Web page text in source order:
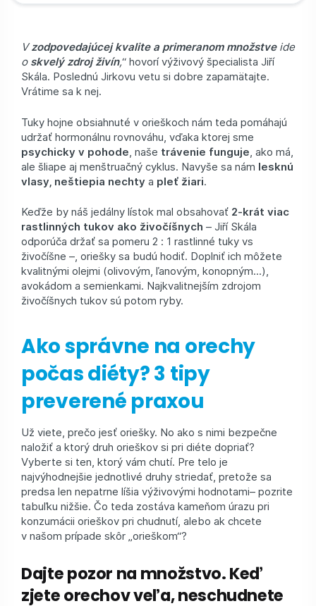
Vzodpovedajúcej kvalite a primeranom množstveide
o skvelý zdroj živín,“ hovorí výživový špecialista Jiří
Skála. Poslednú Jirkovu vetu si dobre zapamätajte.
Vrátime sa k nej.
Tuky hojne obsiahnuté v orieškoch nám teda pomáhajú
udržať hormonálnu rovnováhu, vďaka ktorej sme
psychicky v pohode , naše trávenie funguje , ako má,
ale šliape aj menštruačný cyklus. Navyše sa nám lesknú
vlasy, neštiepia nechty a pleť žiari.
Keďže by náš jedálny lístok mal obsahovať 2-krát viac
rastlinných tukov ako živočíšnych – Jiří Skála
odporúča držať sa pomeru 2 : 1 rastlinné tuky vs
živočíšne –, oriešky sa budú hodiť. Doplniť ich môžete
kvalitnými olejmi (olivovým, ľanovým, konopným...),
avokádom a semienkami. Najkvalitnejším zdrojom
živočíšnych tukov sú potom ryby.
Ako správne na orechy
počas diéty? 3 tipy
preverené praxou
Už viete, prečo jesť oriešky. No ako s nimi bezpečne
naložiť a ktorý druh orieškov si pri diéte dopriať?
Vyberte si ten, ktorý vám chutí. Pre telo je
najvýhodnejšie jednotlivé druhy striedať, pretože sa
predsa len nepatrne líšia výživovými hodnotami– pozrite
tabuľku nižšie. Čo teda zostáva kameňom úrazu pri
konzumácii orieškov pri chudnutí, alebo ak chcete
v našom prípade skôr „orieškom“?
Dajte pozor na množstvo. Keď
zjete orechov veľa, neschudnete